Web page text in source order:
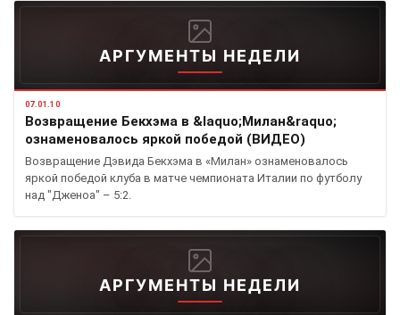
АРГУМЕНТЫ НЕДЕЛИ
07.01.10
Возвращение Бекхэма в &laquo;Милан&raquo;
ознаменовалось яркой победой (ВИДЕО)
Возвращение Дэвида Бекхэма в «Милан» ознаменовалось
яркой победой клуба в матче чемпионата Италии по футболу
над "Дженоа" – 5:2.
АРГУМЕНТЫ НЕДЕЛИ